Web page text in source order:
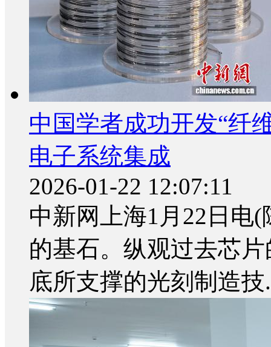
中国学者成功开发“纤
电子系统集成
2026-01-22 12:07:11
中新网上海1月22日电
的基石。纵观过去芯
底所支撑的光刻制造技